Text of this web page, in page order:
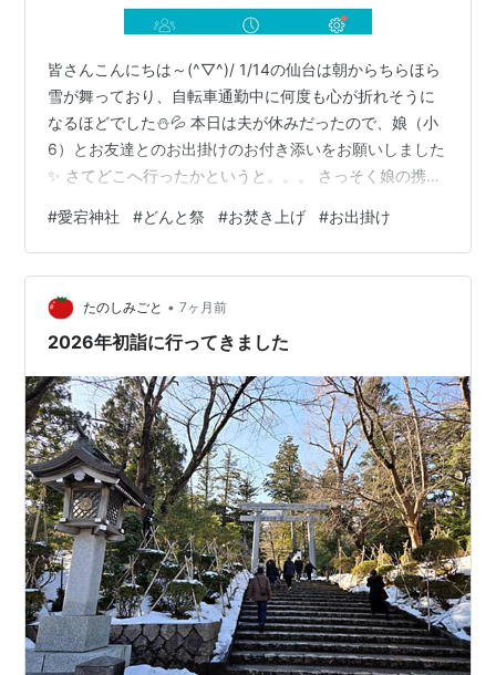
皆さんこんにちは～(^▽^)/ 1/14の仙台は朝からちらほら
雪が舞っており、自転車通勤中に何度も心が折れそうに
なるほどでした⛄💦 本日は夫が休みだったので、娘（小
6）とお友達とのお出掛けのお付き添いをお願いしました
✨ さてどこへ行ったかというと。。。 さっそく娘の携帯
どんと祭です⛩✨ 本当は自分がお付き添いする予定でし
たが、仕事が忙しく家に籠る羽目に💦 夫は娘（小6）と
一緒にどんと祭へ行くのが初めてなので、ちょっとワク
ワクしている様子でした(*^^*) そして自分は仕事をしな
がら、愛宕神社の様子を見ていました。 18時にお焚き上
#愛宕神社 #どんと祭 #お焚き上げ #お出掛け
たのしみごと • 7ヶ月前
2026年初詣に行ってきました